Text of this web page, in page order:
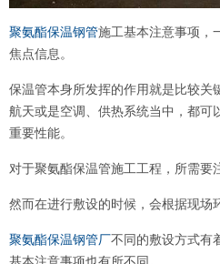
聚氨酯保温钢管施工基本注意事项，
焦点信息。
保温管本身所发挥的作用就是比较关
航天或是空调、供热系统当中，都可
重要性能。
对于聚氨酯保温管施工工程，所需要
然而在进行敷设的时候，会根据现场
聚氨酯保温钢管厂不同的敷设方式有